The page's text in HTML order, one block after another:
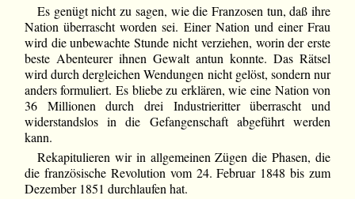
Es genügt nicht zu sagen, wie die Franzosen tun, daß ihre
Nation überrascht worden sei. Einer Nation und einer Frau
wird die unbewachte Stunde nicht verziehen, worin der erste
beste Abenteurer ihnen Gewalt antun konnte. Das Rätsel
wird durch dergleichen Wendungen nicht gelöst, sondern nur
anders formuliert. Es bliebe zu erklären, wie eine Nation von
36 Millionen durch drei Industrieritter überrascht und
widerstandslos in die Gefangenschaft abgeführt werden
kann.
Rekapitulieren wir in allgemeinen Zügen die Phasen, die
die französische Revolution vom 24. Februar 1848 bis zum
Dezember 1851 durchlaufen hat.